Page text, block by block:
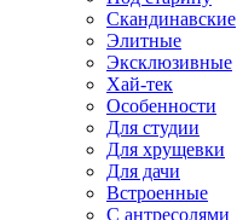
Скандинавские
Элитные
Эксклюзивные
Хай-тек
Особенности
Для студии
Для хрущевки
Для дачи
Встроенные
С антресолями